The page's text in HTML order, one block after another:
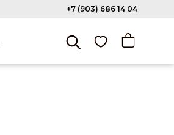
+7 (903) 686 14 04